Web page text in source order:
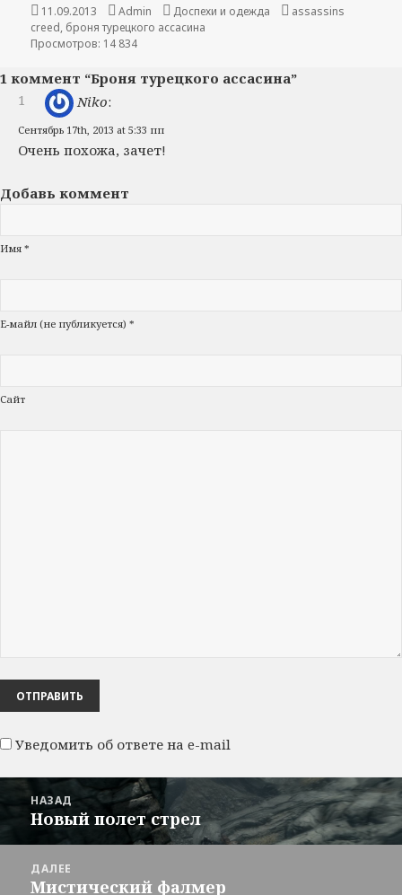
Опубликовано
11.09.2013 Автор
Admin Рубрики
Доспехи и одежда Метки
assassins
creed, броня турецкого ассасина
Просмотров: 14 834
1 коммент “Броня турецкого ассасина”
1
Niko:
Сентябрь 17th, 2013 at 5:33 пп
Очень похожа, зачет!
Добавь коммент
Имя *
Е-майл (не публикуется) *
Сайт
Уведомить об ответе на e-mail
Навигация
по
НАЗАД
Предыдущая
запись:
Новый полет стрел
ДАЛЕЕ
Следующая
Мистический фалмер